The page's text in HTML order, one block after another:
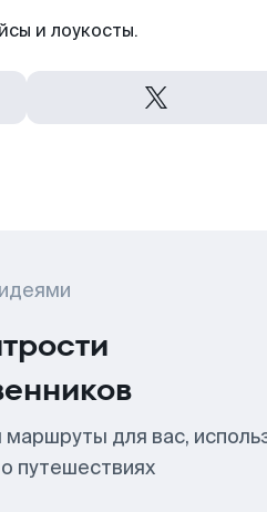
и лоукосты.
для вас,
путешествиях